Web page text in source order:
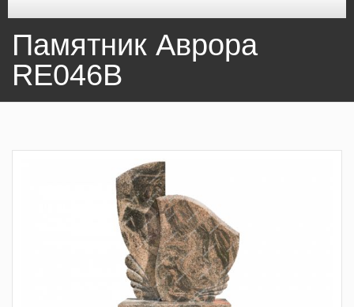
Памятник Аврора
RE046B